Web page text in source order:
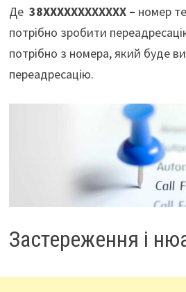
Де 38ХХХХХХХХХХХХ – номер
потрібно зробити
потрібно з номера, який буде
переадресацію.
Застереження і